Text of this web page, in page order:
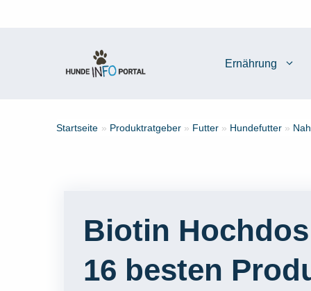
Ernährung
Startseite » Produktratgeber » Futter » Hundefutter »
Biotin
16 besten